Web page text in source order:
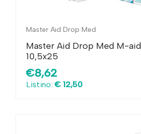
Master Aid Drop Med
Master Aid Drop Med M-
10,5x25
€8,62
Listino: € 12,50